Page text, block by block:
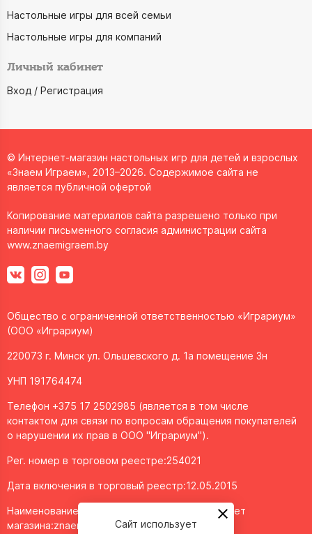
Настольные игры для всей семьи
Настольные игры для компаний
Личный кабинет
Вход / Регистрация
© Интернет-магазин настольных игр для детей и взрослых
«Знаем Играем», 2013–2026. Содержимое сайта не
является публичной офертой
Копирование материалов сайта разрешено только при
наличии письменного согласия администрации сайта
www.znaemigraem.by
Общество с ограниченной ответственностью «Играриум»
(ООО «Играриум)
220073 г. Минск ул. Ольшевского д. 1а помещение 3н
УНП 191764474
Телефон +375 17 2502985 (является в том числе
контактом для связи по вопросам обращения покупателей
о нарушении их прав в ООО "Играриум").
Рег. номер в торговом реестре:254021
Дата включения в торговый реестр:12.05.2015
Наименование объекта/доменное имя интернет
магазина:znaemigraem.byСайт использует